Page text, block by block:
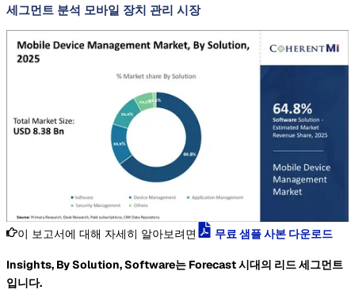
세그먼트 분석 모바일 장치 관리 시장
이 보고서에 대해 자세히 알아보려면 무료 샘플 사본 다운로드
Insights, By Solution, Software는 Forecast 시대의 리드 세그먼트
입니다.